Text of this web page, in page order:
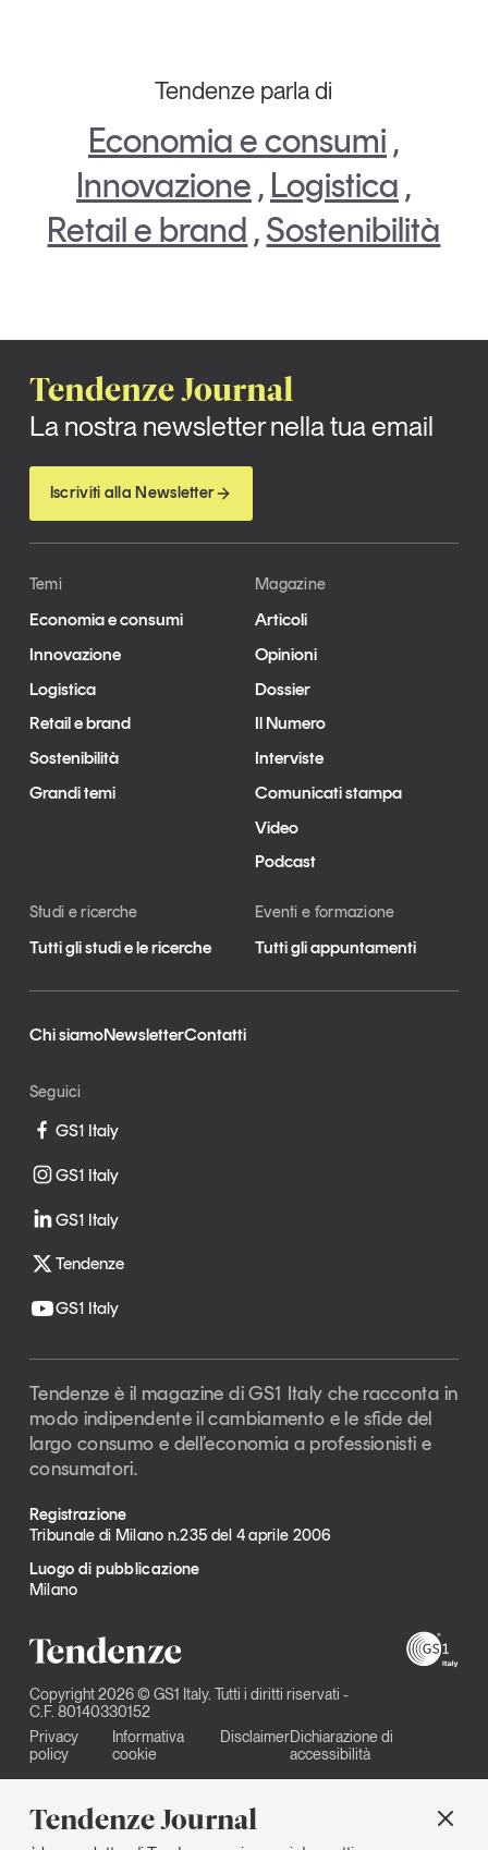
Tendenze parla di
Economia e consumi ,
Innovazione , Logistica ,
Retail e brand ,Sostenibilità
Tendenze Journal
Tendenze Journal
La nostra newsletter nella tua email
Iscriviti alla Newsletter
Temi
Economia e consumi
Innovazione
Logistica
Retail e brand
Sostenibilità
Grandi temi
Magazine
Articoli
Opinioni
Dossier
Il Numero
Interviste
Comunicati stampa
Video
Podcast
Studi e ricerche
Tutti gli studi e le ricerche
Eventi e formazione
Tutti gli appuntamenti
Chi siamoNewsletterContatti
Seguici
GS1 Italy
GS1 Italy
GS1 Italy
Tendenze
GS1 Italy
Tendenze è il magazine di GS1 Italy che racconta in
modo indipendente il cambiamento e le sfide del
largo consumo e dell’economia a professionisti e
consumatori.
Registrazione
Tribunale di Milano n.235 del 4 aprile 2006
Luogo di pubblicazione
Milano
Copyright 2026 © GS1 Italy. Tutti i diritti riservati -
C.F. 80140330152
Privacy
policy
Informativa
cookie
DisclaimerDichiarazione di
accessibilità